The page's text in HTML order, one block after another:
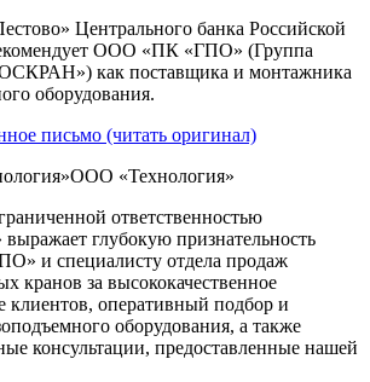
Центрального банка Российской
ООО «ПК «ГПО» (Группа
как поставщика и монтажника
оборудования.
письмо (читать оригинал)
ООО «Технология»
ответственностью
выражает глубокую признательность
и специалисту отдела продаж
кранов за высококачественное
клиентов, оперативный подбор и
оборудования, а также
консультации, предоставленные нашей